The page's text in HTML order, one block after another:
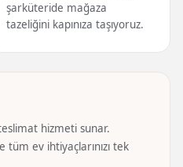
şarküteride mağaza
tazeliğini kapınıza taşıyoruz.
hizmeti sunar.
ev ihtiyaçlarınızı tek